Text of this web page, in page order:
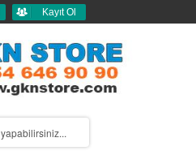
Kayıt Ol